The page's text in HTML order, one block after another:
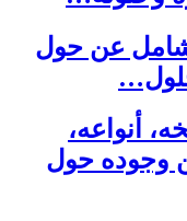
شامل عن حول
أنواعه،
وجوده حول